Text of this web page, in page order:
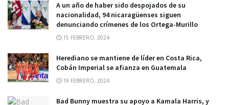
A un año de haber sido despojados de su
nacionalidad, 94 nicaragüenses siguen
denunciando crímenes de los Ortega-Murillo
15 FEBRERO, 2024
Herediano se mantiene de líder en Costa Rica,
Cobán Imperial se afianza en Guatemala
19 FEBRERO, 2024
Bad Bunny muestra su apoyo a Kamala Harris, y